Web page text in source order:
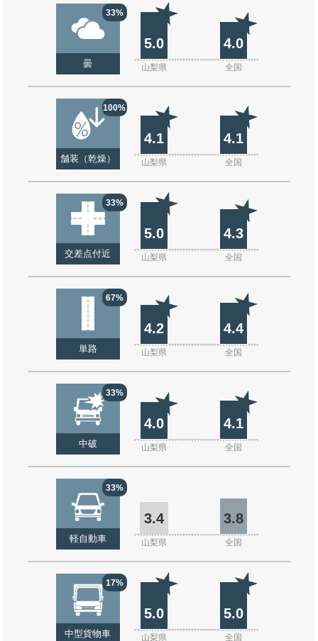
33%
曇
5.0 4.0
山梨県 全国
100%
舗装（乾燥）
4.1 4.1
山梨県 全国
33%
交差点付近
5.0 4.3
山梨県 全国
67%
単路
4.2 4.4
山梨県 全国
33%
中破
4.0 4.1
山梨県 全国
33%
軽自動車
3.4 3.8
山梨県 全国
17%
中型貨物車
5.0 5.0
山梨県 全国